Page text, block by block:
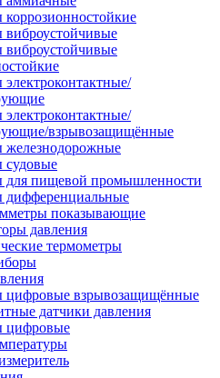
взрывозащищённые
пищевой промышленности
показывающие
давления
термометры
цифровые взрывозащищённые
датчики давления
цифровые